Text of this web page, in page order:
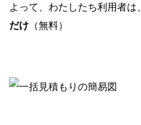
よって、わたしたち利用者は、
だけ （無料）